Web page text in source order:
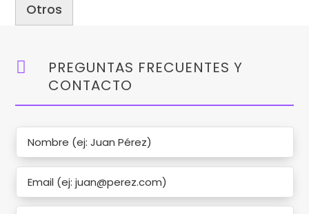
Otros

PREGUNTAS FRECUENTES Y
CONTACTO